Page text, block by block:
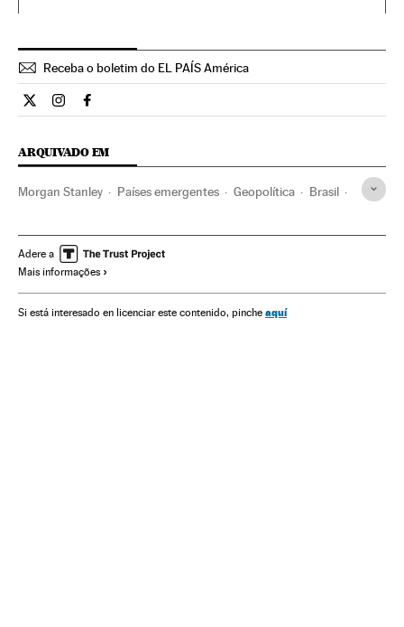
Receba o boletim do EL PAÍS América
Internacional El País Brasil en Twitter
Internacional El País Brasil en Instagram
Internacional El País Brasil en Facebook
ARQUIVADO EM
Morgan Stanley Países emergentes Geopolítica Brasil
América Política
Adere a
Mais informações
Si está interesado en licenciar este contenido, pinche aquí